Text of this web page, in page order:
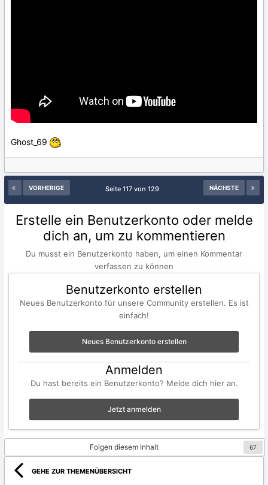
Ghost_69
VORHERIGE NÄCHSTE
Seite 117 von 129
Erstelle ein Benutzerkonto oder melde
dich an, um zu kommentieren
Du musst ein Benutzerkonto haben, um einen Kommentar
verfassen zu können
Benutzerkonto erstellen
Neues Benutzerkonto für unsere Community erstellen. Es ist
einfach!
Neues Benutzerkonto erstellen
Anmelden
Du hast bereits ein Benutzerkonto? Melde dich hier an.
Jetzt anmelden
Folgen diesem Inhalt 67
GEHE ZUR THEMENÜBERSICHT